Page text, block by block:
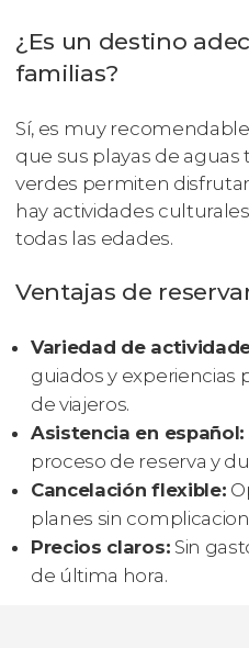
¿Es un destino
familias?
Sí, es muy
que sus playas de aguas
verdes permiten
hay actividades
todas las edades.
Ventajas de
Variedad de
guiados y experiencias
de viajeros.
Asistencia en español:
proceso de reserva y
Cancelación flexible:
planes sin
Precios claros: Sin
de última hora.